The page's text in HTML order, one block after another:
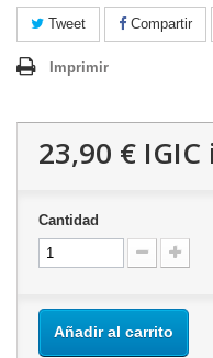
Tweet Compartir
Imprimir
23,90 €
Cantidad
Añadir al carrito